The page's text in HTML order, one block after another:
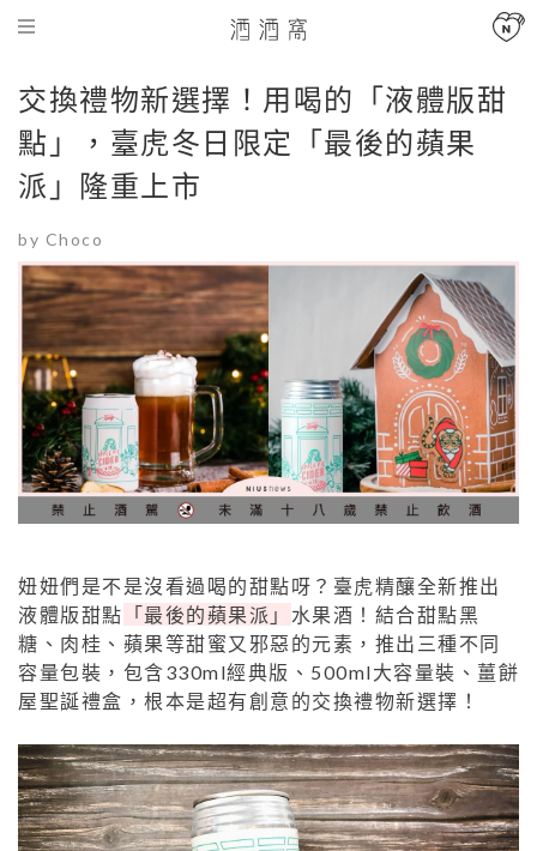
交換禮物新選擇！用喝的「液體版甜
點」，臺虎冬日限定「最後的蘋果
派」隆重上市
by Choco
妞妞們是不是沒看過喝的甜點呀？臺虎精釀全新推出
液體版甜點 「最後的蘋果派」 水果酒！結合甜點黑
糖、肉桂、蘋果等甜蜜又邪惡的元素，推出三種不同
容量包裝，包含330ml經典版、500ml大容量裝、薑餅
屋聖誕禮盒，根本是超有創意的交換禮物新選擇！